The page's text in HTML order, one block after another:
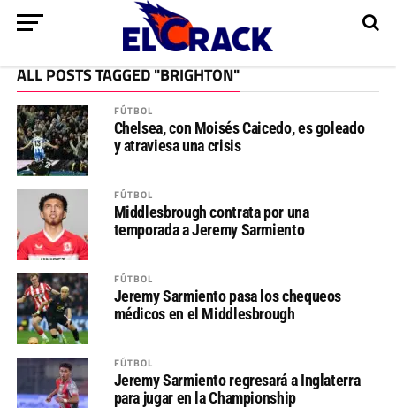
ALL POSTS TAGGED "BRIGHTON"
FÚTBOL
Chelsea, con Moisés Caicedo, es goleado
y atraviesa una crisis
FÚTBOL
Middlesbrough contrata por una
temporada a Jeremy Sarmiento
FÚTBOL
Jeremy Sarmiento pasa los chequeos
médicos en el Middlesbrough
FÚTBOL
Jeremy Sarmiento regresará a Inglaterra
para jugar en la Championship